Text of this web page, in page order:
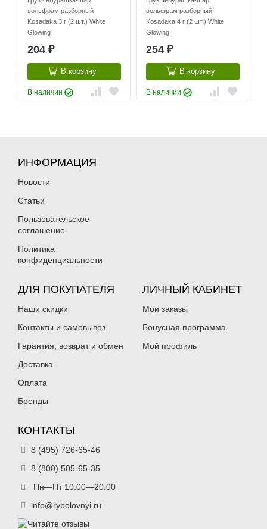
вольфрам разборный
Kosadaka 3 г (2 шт.) White
Glowing
204 ₽
В корзину
В наличии
вольфрам разборный
Kosadaka 4 г (2 шт.) White
Glowing
254 ₽
В корзину
В наличии
ИНФОРМАЦИЯ
Новости
Статьи
Пользовательское
соглашение
Политика
конфиденциальности
ДЛЯ ПОКУПАТЕЛЯ
Наши скидки
Контакты и самовывоз
Гарантия, возврат и обмен
Доставка
Оплата
Бренды
ЛИЧНЫЙ КАБИНЕТ
Мои заказы
Бонусная программа
Мой профиль
КОНТАКТЫ
8 (495) 726-65-46
8 (800) 505-65-35
Пн—Пт 10.00—20.00
info@rybolovnyi.ru